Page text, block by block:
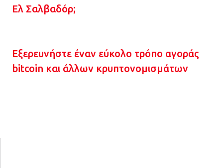
Ελ Σαλβαδόρ;
Εξερευνήστε έναν εύκολο τρόπο αγοράς
bitcoin και άλλων κρυπτονομισμάτων